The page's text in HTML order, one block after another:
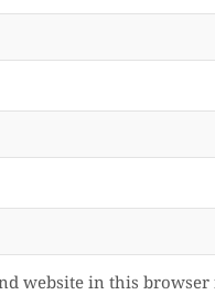
website in this